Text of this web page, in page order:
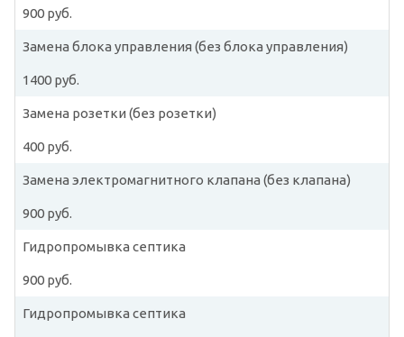
900 руб.
Замена блока управления (без блока управления)
1400 руб.
Замена розетки (без розетки)
400 руб.
Замена электромагнитного клапана (без клапана)
900 руб.
Гидропромывка септика
900 руб.
Гидропромывка септика